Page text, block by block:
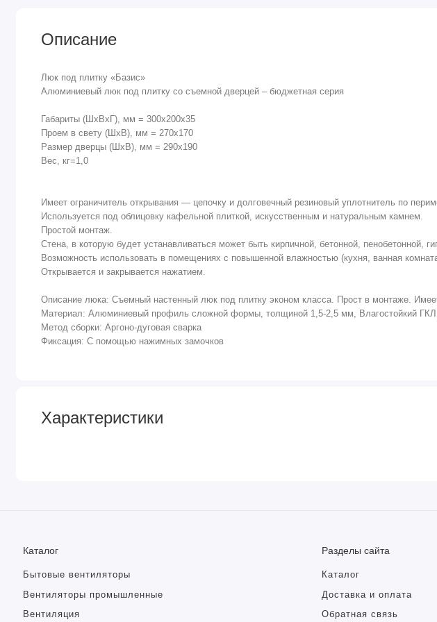
Описание
Люк под плитку «Базис»
Алюминиевый люк под плитку со съемной дверцей – бюджетная серия
Габариты (ШхВхГ), мм = 300x200x35
Проем в свету (ШхВ), мм = 270x170
Размер дверцы (ШхВ), мм = 290x190
Вес, кг=1,0
Имеет ограничитель открывания — цепочку и долговечный резиновый уплотнитель по
Используется под облицовку кафельной плиткой, искусственным и натуральным камнем.
Простой монтаж.
Стена, в которую будет устанавливаться может быть кирпичной, бетонной, пенобетонной,
Возможность использовать в помещениях с повышенной влажностью (кухня, ванная
Открывается и закрывается нажатием.
Описание люка: Съемный настенный люк под плитку эконом класса. Прост в монтаже.
Материал: Алюминиевый профиль сложной формы, толщиной 1,5-2,5 мм, Влагостойкий
Метод сборки: Аргоно-дуговая сварка
Фиксация: С помощью нажимных замочков
Характеристики
Каталог
Бытовые вентиляторы
Вентиляторы промышленные
Вентиляция
Разделы сайта
Каталог
Доставка и оплата
Обратная связь